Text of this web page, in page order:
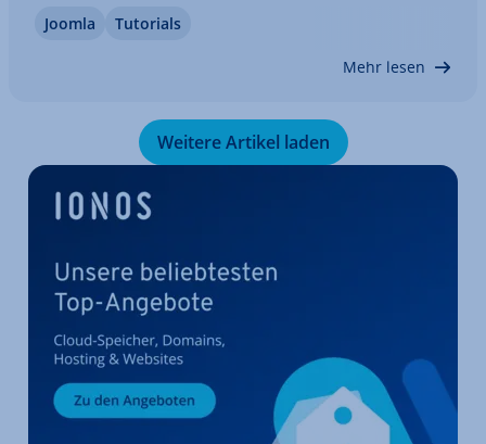
Materials nutzen Sie wahlweise iframe-Code oder
Joomla Tutorials
Mehr lesen
Weitere Artikel laden